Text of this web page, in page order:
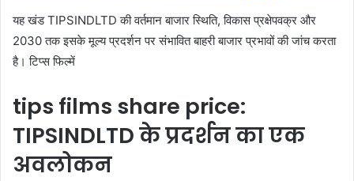
यह खंड TIPSINDLTD की वर्तमान बाजार स्थिति, विकास प्रक्षेपवक्र और
2030 तक इसके मूल्य प्रदर्शन पर संभावित बाहरी बाजार प्रभावों की जांच करता
है। टिप्स फिल्में
tips films share price:
TIPSINDLTD के प्रदर्शन का एक
अवलोकन